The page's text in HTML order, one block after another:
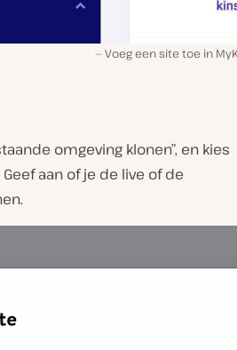
Voeg een site toe in
omgeving klonen”, en kies
aan of je de live of de